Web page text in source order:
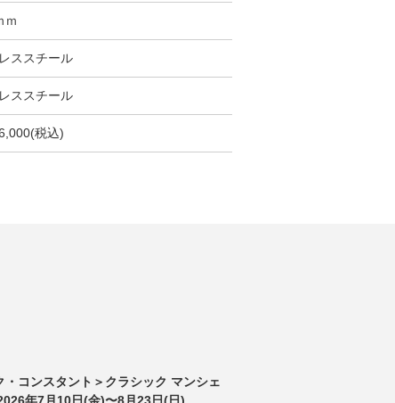
ｍ
ススチール
ススチール
税込)
・コンスタント＞クラシック マンシェ